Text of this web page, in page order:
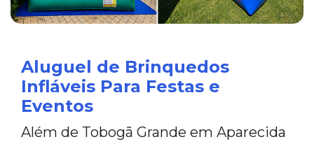
Aluguel de Brinquedos
Infláveis Para Festas e
Eventos
Além de Tobogã Grande em Aparecida